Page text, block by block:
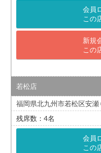
会員
この
新規
この
若松店
福岡県北九州市若松区安瀬
4
会員
この